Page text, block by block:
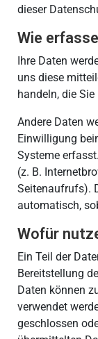
dieser
Wie
Ihre Daten
uns diese
handeln, die
Andere Daten
Einwilligung
Systeme
(z. B.
Seitenaufrufs).
automatisch,
Wofür
Ein Teil der
Bereitstellung
Daten können
verwendet
geschlossen